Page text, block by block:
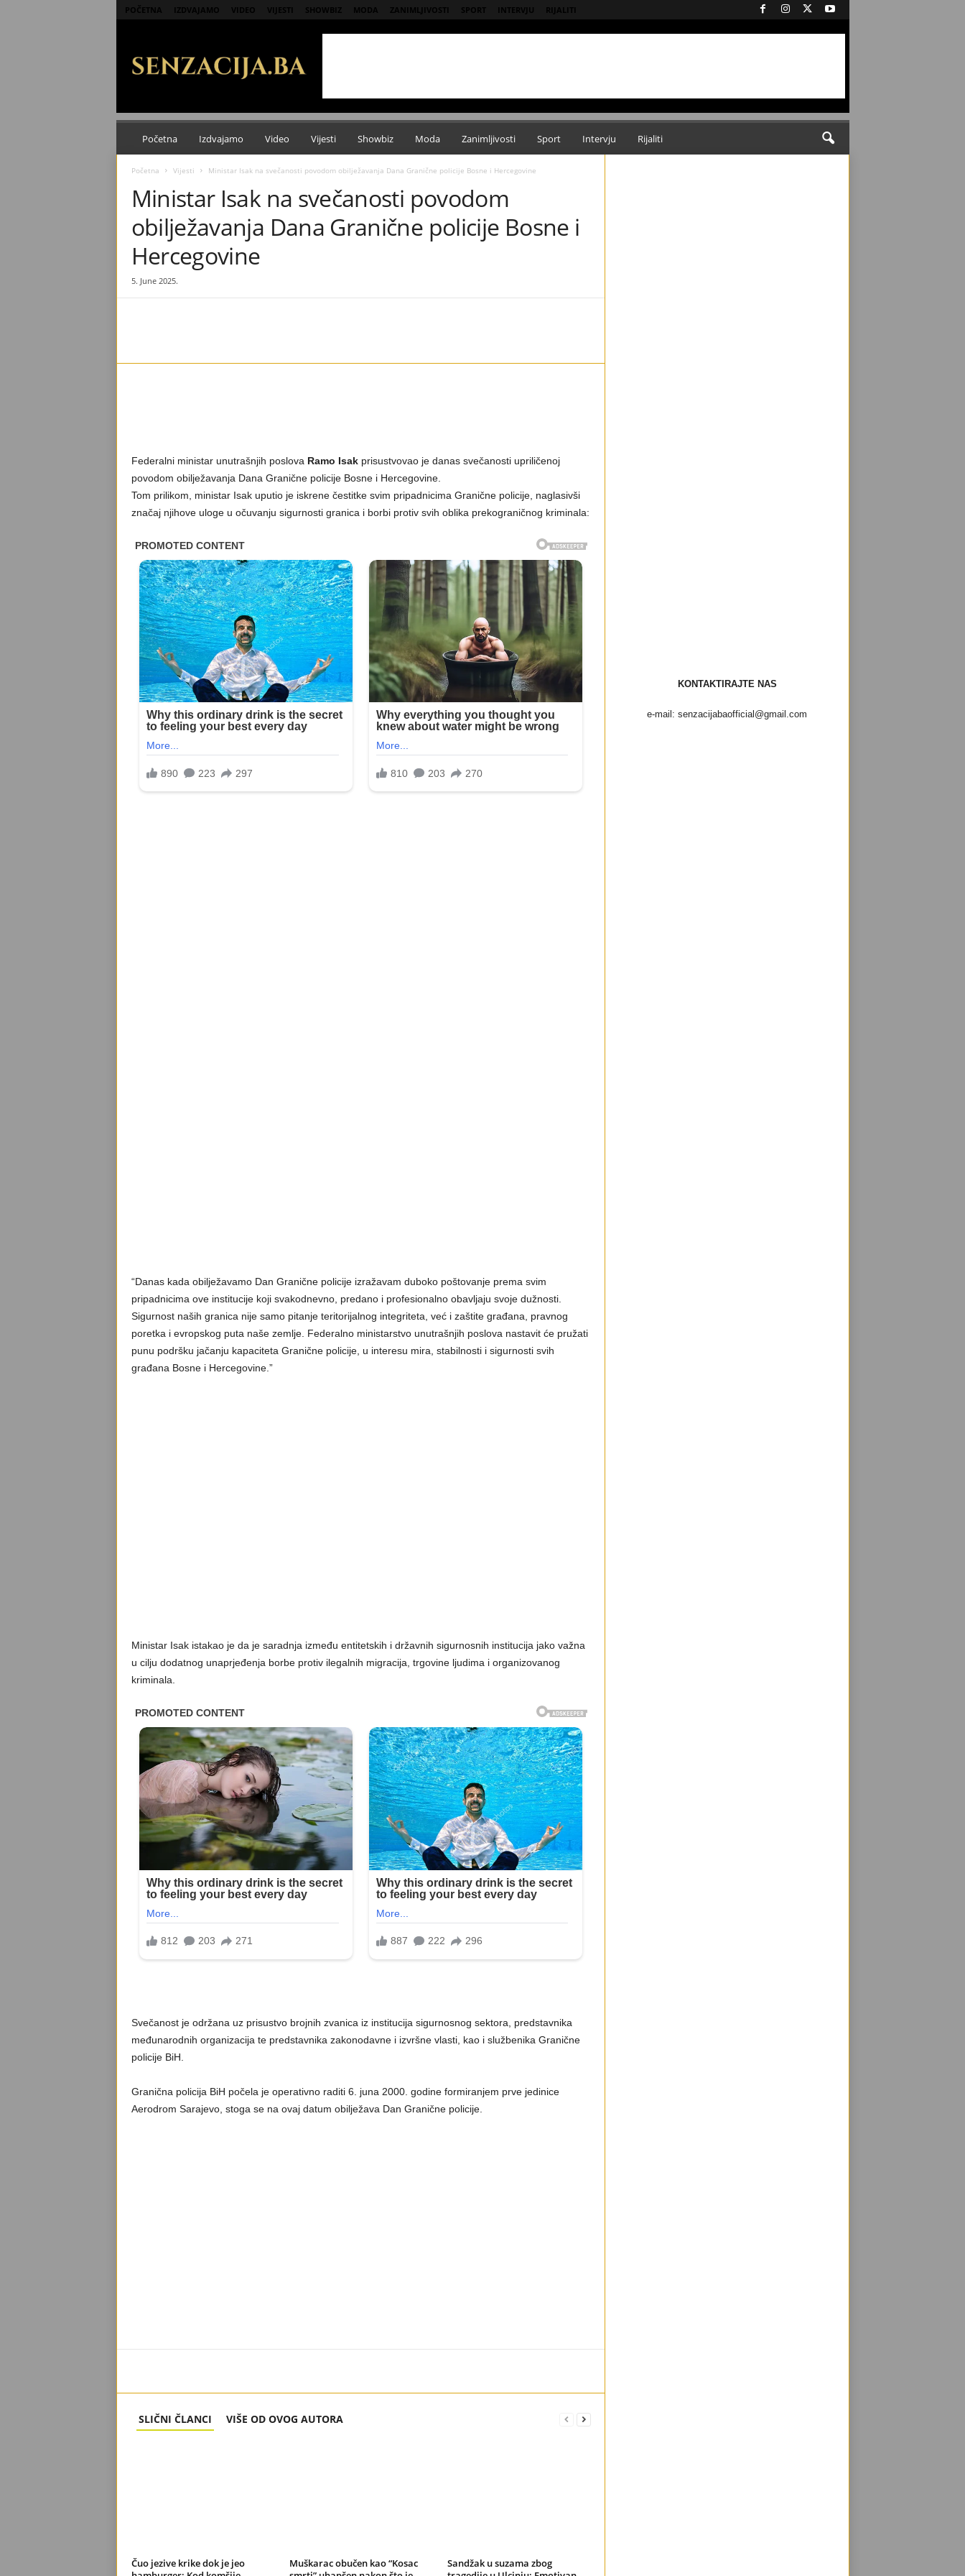
POČETNA IZDVAJAMO VIDEO VIJESTI SHOWBIZ MODA ZANIMLJIVOSTI SPORT INTERVJU RIJALITI
i
a
Početna Izdvajamo Video Vijesti Showbiz Moda Zanimljivosti Sport Intervju Rijaliti
Početna Vijesti Ministar Isak na svečanosti povodom obilježavanja Dana Granične policije Bosne i Hercegovine
Ministar Isak na svečanosti povodom
obilježavanja Dana Granične policije Bosne i
Hercegovine
5. June 2025.
Federalni ministar unutrašnjih poslova Ramo Isakprisustvovao je danas svečanosti upriličenoj
povodom obilježavanja Dana Granične policije Bosne i Hercegovine.
Tom prilikom, ministar Isak uputio je iskrene čestitke svim pripadnicima Granične policije, naglasivši
značaj njihove uloge u očuvanju sigurnosti granica i borbi protiv svih oblika prekograničnog kriminala:
“Danas kada obilježavamo Dan Granične policije izražavam duboko poštovanje prema svim
pripadnicima ove institucije koji svakodnevno, predano i profesionalno obavljaju svoje dužnosti.
Sigurnost naših granica nije samo pitanje teritorijalnog integriteta, već i zaštite građana, pravnog
poretka i evropskog puta naše zemlje. Federalno ministarstvo unutrašnjih poslova nastavit će pružati
punu podršku jačanju kapaciteta Granične policije, u interesu mira, stabilnosti i sigurnosti svih
građana Bosne i Hercegovine.”
Ministar Isak istakao je da je saradnja između entitetskih i državnih sigurnosnih institucija jako važna
u cilju dodatnog unaprjeđenja borbe protiv ilegalnih migracija, trgovine ljudima i organizovanog
kriminala.
Svečanost je održana uz prisustvo brojnih zvanica iz institucija sigurnosnog sektora, predstavnika
međunarodnih organizacija te predstavnika zakonodavne i izvršne vlasti, kao i službenika Granične
policije BiH.
Granična policija BiH počela je operativno raditi 6. juna 2000. godine formiranjem prve jedinice
Aerodrom Sarajevo, stoga se na ovaj datum obilježava Dan Granične policije.
SLIČNI ČLANCI VIŠE OD OVOG AUTORA
Čuo jezive krike dok je jeo
Muškarac obučen kao “Kosac
Sandžak u suzama zbog
KONTAKTIRAJTE NAS
e-mail: senzacijabaofficial@gmail.com